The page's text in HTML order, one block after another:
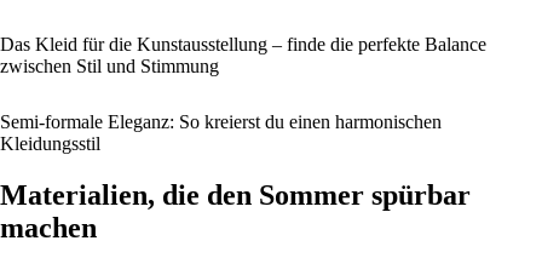
Das Kleid für die Kunstausstellung – finde die perfekte Balance
zwischen Stil und Stimmung
Semi-formale Eleganz: So kreierst du einen harmonischen
Kleidungsstil
Materialien, die den Sommer spürbar
machen